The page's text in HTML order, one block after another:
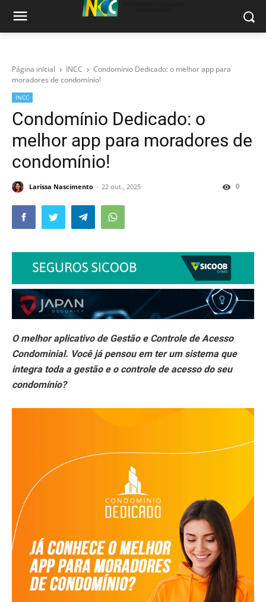
Página inicial INCC
Condomínio Dedicado: o melhor app para
moradores de condomínio!
INCC
Condomínio Dedicado: o
melhor app para moradores de
condomínio!
Larissa Nascimento 22 out., 2025 0
O melhor aplicativo de Gestão e Controle de Acesso
Condominial. Você já pensou em ter um sistema que
integra toda a gestão e o controle de acesso do seu
condomínio?